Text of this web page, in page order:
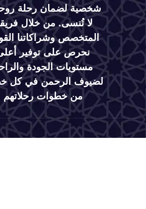
شخصية لضمان رحلة روحانية
لا تُنسى. من خلال فريقنا
المتخصص وشراكاتنا القوية،
نحرص على توفير أعلى
مستويات الجودة والراحة
لضيوف الرحمن في كل خطوة
من خطوات رحلاتهم